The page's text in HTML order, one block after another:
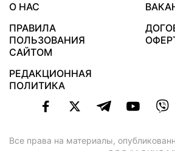
О НАС
ПРАВИЛА
ПОЛЬЗОВАНИЯ
САЙТОМ
РЕДАКЦИОННАЯ
ПОЛИТИКА
Все права на материалы,